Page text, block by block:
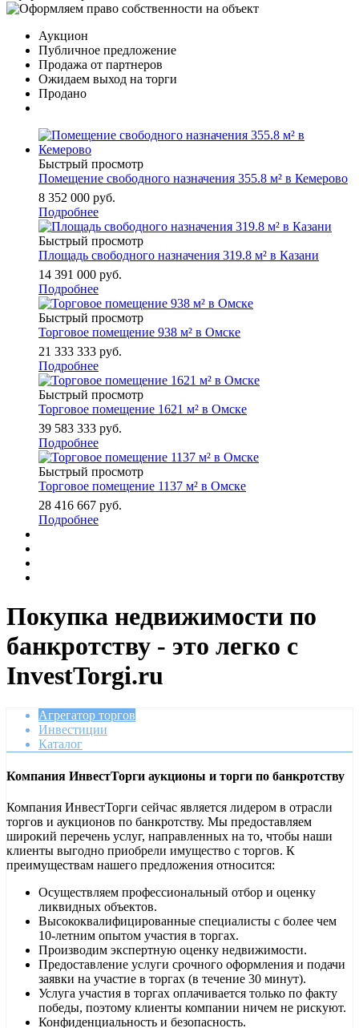
Аукцион
Публичное предложение
Продажа от партнеров
Ожидаем выход на торги
Продано
Быстрый просмотр
Помещение свободного назначения 355.8 м² в Кемерово
8 352 000 руб.
Подробнее
Быстрый просмотр
Площадь свободного назначения 319.8 м² в Казани
14 391 000 руб.
Подробнее
Быстрый просмотр
Торговое помещение 938 м² в Омске
21 333 333 руб.
Подробнее
Быстрый просмотр
Торговое помещение 1621 м² в Омске
39 583 333 руб.
Подробнее
Быстрый просмотр
Торговое помещение 1137 м² в Омске
28 416 667 руб.
Подробнее
Покупка недвижимости по
банкротству - это легко с
InvestTorgi.ru
Агрегатор торгов
Инвестиции
Каталог
Компания ИнвестТорги аукционы и торги по банкротству
Компания ИнвестТорги сейчас является лидером в отрасли
торгов и аукционов по банкротству. Мы предоставляем
широкий перечень услуг, направленных на то, чтобы наши
клиенты выгодно приобрели имущество с торгов. К
преимуществам нашего предложения относится:
Осуществляем профессиональный отбор и оценку
ликвидных объектов.
Высококвалифицированные специалисты с более чем
10-летним опытом участия в торгах.
Производим экспертную оценку недвижимости.
Предоставление услуги срочного оформления и подачи
заявки на участие в торгах (в течение 30 минут).
Услуга участия в торгах оплачивается только по факту
победы, поэтому клиенты компании ничем не рискуют.
Конфиденциальность и безопасность.